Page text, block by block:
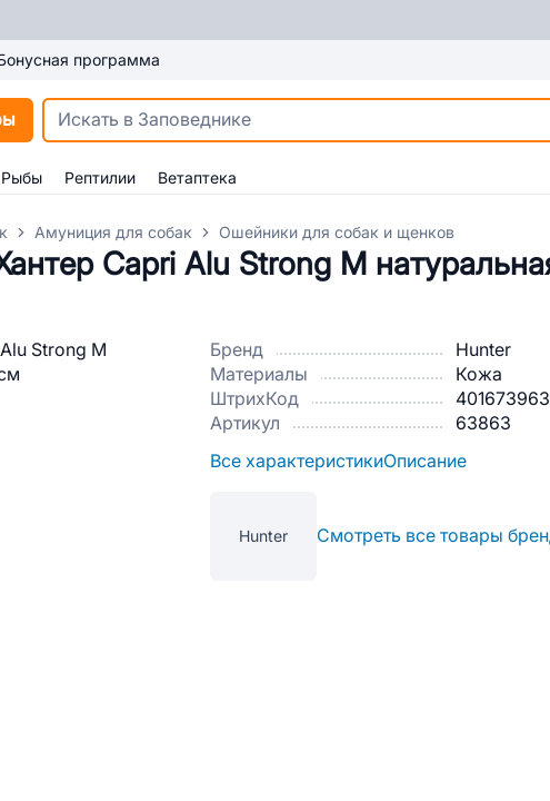
программа
Рыбы Рептилии Ветаптека
Амуниция для собак Ошейники для собак и щенков
Capri Alu Strong M
Бренд
Hunter
Материалы
Кожа
ШтрихКод
Артикул
63863
Все характеристикиОписание
Hunter Смотреть все товары